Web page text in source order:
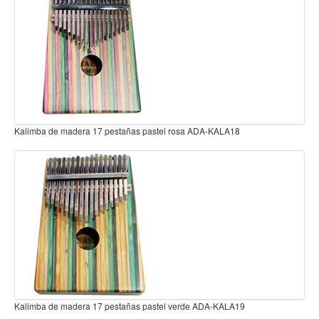
Teclado
Teclado Digital
Piano Digital
Sintetizadores
Controladores
Fundas
Accesorios
Violin
Viola
Cello
Contrabajo
Fundas y estuches
madera 17 pestañas pastel rosa ADA-KALA18
madera 17 pestañas pastel verde ADA-KALA19